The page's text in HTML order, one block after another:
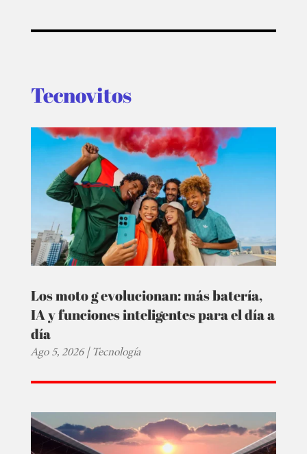
Tecnovitos
Los moto g evolucionan: más batería,
IA y funciones inteligentes para el día a
día
Ago 5, 2026|Tecnología